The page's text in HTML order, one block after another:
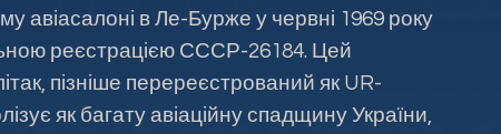
авіасалоні в Ле-Бурже у червні 1969 року
реєстрацією СССР-26184. Цей
пізніше перереєстрований як UR-
як багату авіаційну спадщину України,